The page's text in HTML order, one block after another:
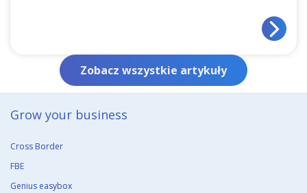
Zobacz wszystkie artykuły
Grow your business​
Cross Border
FBE
Genius easybox